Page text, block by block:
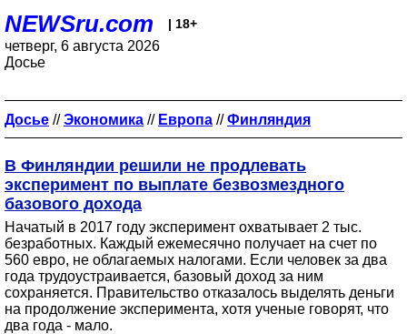
NEWSru.com | 18+
четверг, 6 августа 2026
Досье
Досье //Экономика // Европа //Финляндия
В Финляндии решили не продлевать
эксперимент по выплате безвозмездного
базового дохода
Начатый в 2017 году эксперимент охватывает 2 тыс.
безработных. Каждый ежемесячно получает на счет по
560 евро, не облагаемых налогами. Если человек за два
года трудоустраивается, базовый доход за ним
сохраняется. Правительство отказалось выделять деньги
на продолжение эксперимента, хотя ученые говорят, что
два года - мало.